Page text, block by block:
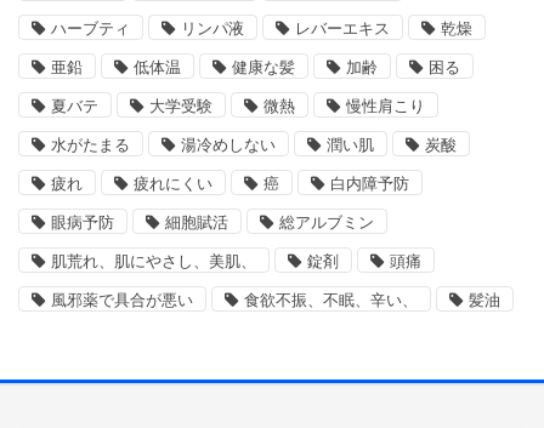
ハーブティ リンパ液 レバーエキス 乾燥
亜鉛 低体温 健康な髪 加齢 困る
夏バテ 大学受験 微熱 慢性肩こり
水がたまる 湯冷めしない 潤い肌 炭酸
疲れ 疲れにくい 癌 白内障予防
眼病予防 細胞賦活 総アルブミン
肌荒れ、肌にやさし、美肌、 錠剤 頭痛
風邪薬で具合が悪い 食欲不振、不眠、辛い、 髪油